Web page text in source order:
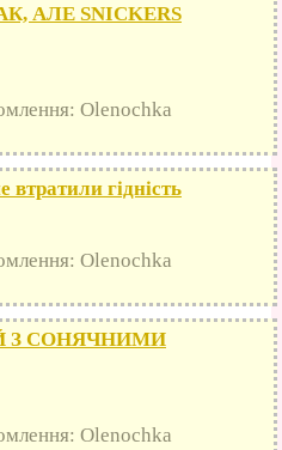
АЛЕ SNICKERS
Olenochka
гідність
Olenochka
З СОНЯЧНИМИ
Olenochka